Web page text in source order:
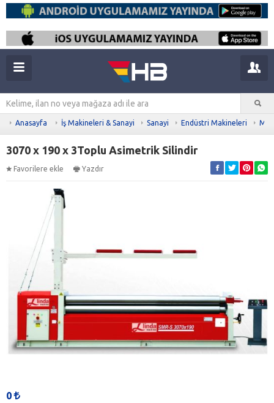
Anasayfa İş Makineleri & Sanayi Sanayi Endüstri Makineleri
3070 x 190 x 3Toplu Asimetrik Silindir
Favorilere ekle Yazdır
0